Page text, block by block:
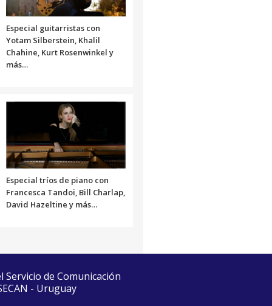
Especial guitarristas con
Yotam Silberstein, Khalil
Chahine, Kurt Rosenwinkel y
más…
Especial tríos de piano con
Francesca Tandoi, Bill Charlap,
David Hazeltine y más…
de Comunicación
- Uruguay